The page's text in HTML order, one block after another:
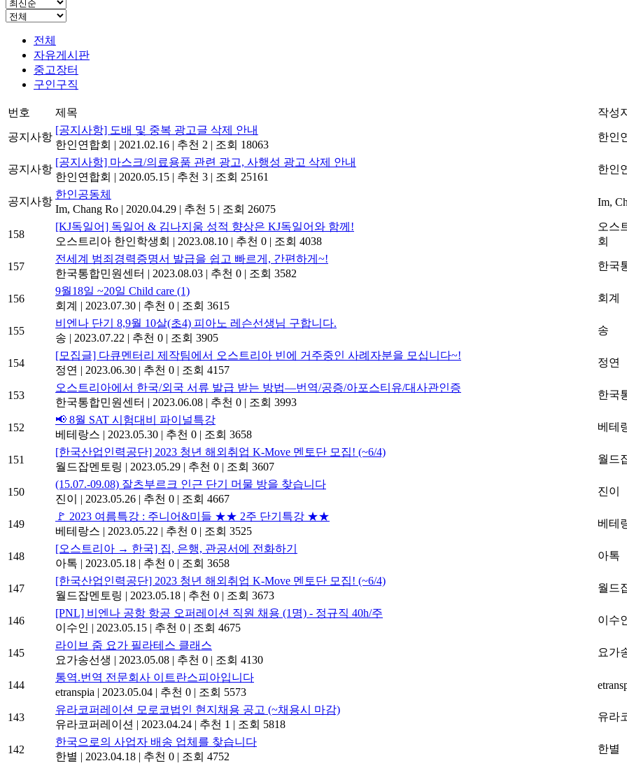
전체
자유게시판
중고장터
구인구직
번호 제목 작성
공지사항
[공지사항] 도배 및 중복 광고글 삭제 안내
한인연합회
2021.02.16 추천 2 조회 18063
한인
공지사항
[공지사항] 마스크/의료용품 관련 광고, 사행성 광고 삭제 안내
한인연합회
2020.05.15 추천 3 조회 25161
한인
공지사항
한인공동체
Im, Chang Ro
2020.04.29 추천 5 조회 26075
Im,
158
[KJ독일어] 독일어 & 김나지움 성적 향상은 KJ독일어와 함께!
오스트리아 한인학생회
2023.08.10 추천 0 조회 4038
오스
회
157
전세계 범죄경력증명서 발급을 쉽고 빠르게, 간편하게~!
한국통합민원센터
2023.08.03 추천 0 조회 3582
한국
156
9월18일 ~20일 Child care (1)
회계
2023.07.30 추천 0 조회 3615
회계
155
비엔나 단기 8,9월 10살(초4) 피아노 레슨선생님 구합니다.
송
2023.07.22 추천 0 조회 3905
송
154
[모집글] 다큐멘터리 제작팀에서 오스트리아 빈에 거주중인 사례자분을 모십니다~!
정연
2023.06.30 추천 0 조회 4157
정연
153
오스트리아에서 한국/외국 서류 발급 받는 방법―번역/공증/아포스티유/대사관인증
한국통합민원센터
2023.06.08 추천 0 조회 3993
한국
152
📢 8월 SAT 시험대비 파이널특강
베테랑스
2023.05.30 추천 0 조회 3658
베테
151
[한국산업인력공단] 2023 청년 해외취업 K-Move 멘토단 모집! (~6/4)
월드잡멘토링
2023.05.29 추천 0 조회 3607
월드
150
(15.07.-09.08) 잘츠부르크 인근 단기 머물 방을 찾습니다
진이
2023.05.26 추천 0 조회 4667
진이
149
🚩 2023 여름특강 : 주니어&미들 ★★ 2주 단기특강 ★★
베테랑스
2023.05.22 추천 0 조회 3525
베테
148
[오스트리아 → 한국] 집, 은행, 관공서에 전화하기
아톡
2023.05.18 추천 0 조회 3658
아톡
147
[한국산업인력공단] 2023 청년 해외취업 K-Move 멘토단 모집! (~6/4)
월드잡멘토링
2023.05.18 추천 0 조회 3673
월드
146
[PNL] 비엔나 공항 항공 오퍼레이션 직원 채용 (1명) - 정규직 40h/주
이수인
2023.05.15 추천 0 조회 4675
이수
145
라이브 줌 요가 필라테스 클래스
요가송선생
2023.05.08 추천 0 조회 4130
요가
144
통역.번역 전문회사 이트란스피아입니다
etranspia
2023.05.04 추천 0 조회 5573
143
유라코퍼레이션 모로코법인 현지채용 공고 (~채용시 마감)
유라코퍼레이션
2023.04.24 추천 1 조회 5818
유라
142
한국으로의 사업자 배송 업체를 찾습니다
한별
2023.04.18 추천 0 조회 4752
한별